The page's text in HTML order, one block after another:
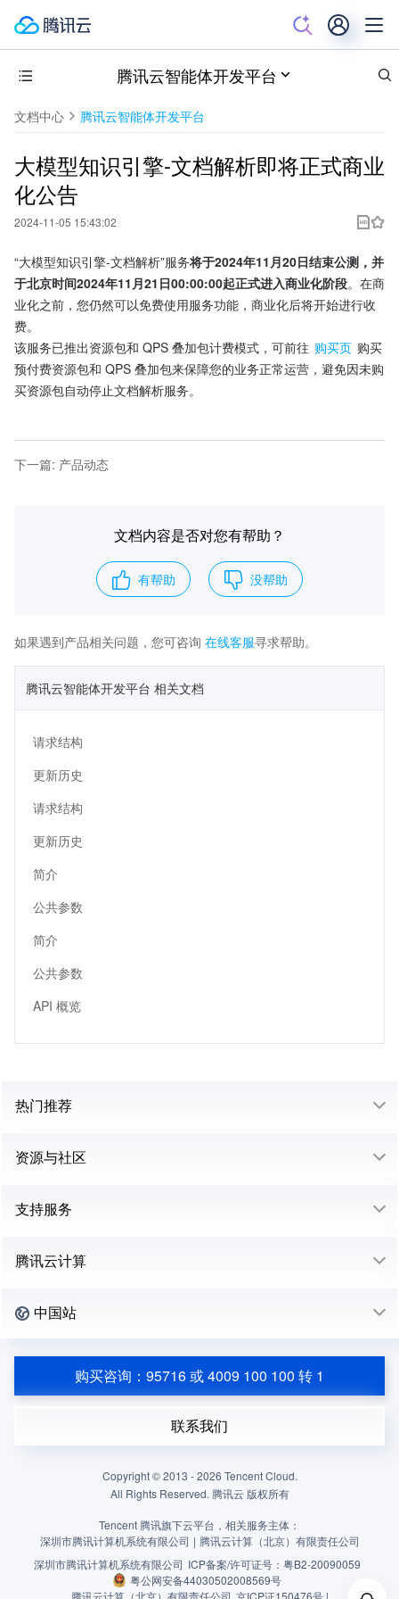
腾讯云智能体开发平台
文档中心 腾讯云智能体开发平台
大模型知识引擎-文档解析即将正式商业
化公告
2024-11-05 15:43:02
“大模型知识引擎-文档解析”服务将于2024年11月20日结束公测，并
于北京时间2024年11月21日00:00:00起正式进入商业化阶段。在商
业化之前，您仍然可以免费使用服务功能，商业化后将开始进行收
费。
该服务已推出资源包和 QPS 叠加包计费模式，可前往 购买页 购买
预付费资源包和 QPS 叠加包来保障您的业务正常运营，避免因未购
买资源包自动停止文档解析服务。
下一篇: 产品动态
文档内容是否对您有帮助？
有帮助 没帮助
如果遇到产品相关问题，您可咨询 在线客服寻求帮助。
腾讯云智能体开发平台 相关文档
请求结构
更新历史
请求结构
更新历史
简介
公共参数
简介
公共参数
API 概览
热门推荐
资源与社区
支持服务
腾讯云计算
中国站
购买咨询：95716 或 4009 100 100 转 1
联系我们
Copyright © 2013 -2026 Tencent Cloud.
All Rights Reserved. 腾讯云 版权所有
Tencent 腾讯旗下云平台，相关服务主体：
深圳市腾讯计算机系统有限公司 | 腾讯云计算（北京）有限责任公司
深圳市腾讯计算机系统有限公司 ICP备案/许可证号： 粤B2-20090059
粤公网安备44030502008569号
腾讯云计算（北京）有限责任公司 京ICP证150476号 |